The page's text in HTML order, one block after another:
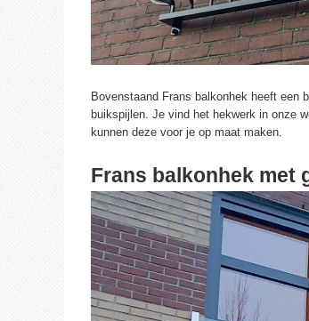
Bovenstaand Frans balkonhek heeft een
buikspijlen. Je vind het hekwerk in onze
kunnen deze voor je op maat maken.
Frans balkonhek met